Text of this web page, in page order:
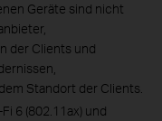
Geräte sind nicht
der Clients und
Standort der Clients.
6 (802.11ax) und